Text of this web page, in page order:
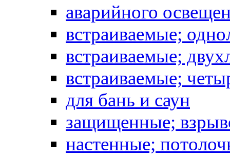
аварийного
встраиваемые;
встраиваемые;
встраиваемые;
для бань и саун
защищенные;
настенные;